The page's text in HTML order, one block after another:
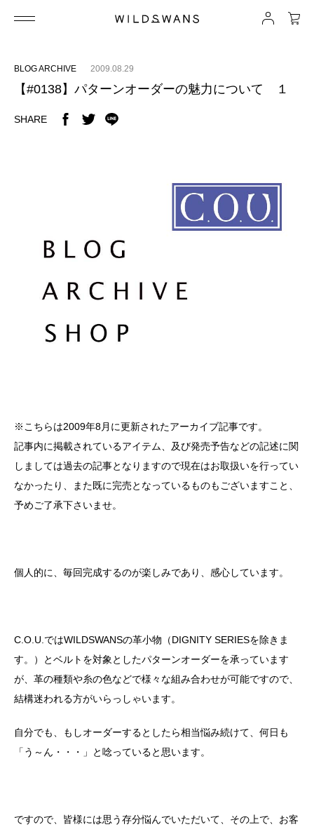
BLOG ARCHIVE 2009.08.29
【#0138】パターンオーダーの魅力について １
SHARE
※こちらは2009年8月に更新されたアーカイブ記事です。
記事内に掲載されているアイテム、及び発売予告などの記述に関
しましては過去の記事となりますので現在はお取扱いを行ってい
なかったり、また既に完売となっているものもございますこと、
予めご了承下さいませ。
個人的に、毎回完成するのが楽しみであり、感心しています。
C.O.U.ではWILDSWANSの革小物（DIGNITY SERIESを除きま
す。）とベルトを対象としたパターンオーダーを承っています
が、革の種類や糸の色などで様々な組み合わせが可能ですので、
結構迷われる方がいらっしゃいます。
自分でも、もしオーダーするとしたら相当悩み続けて、何日も
「う～ん・・・」と唸っていると思います。
ですので、皆様には思う存分悩んでいただいて、その上で、お客